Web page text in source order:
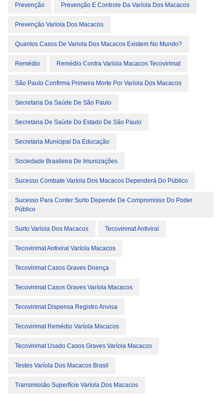
Prevenção Prevenção E Controle Da Varíola Dos Macacos
Prevenção Varíola Dos Macacos
Quantos Casos De Variola Dos Macacos Existem No Mundo?
Remédio Remédio Contra Varíola Macacos Tecovirimat
São Paulo Confirma Primeira Morte Por Varíola Dos Macacos
Secretaria Da Saúde De São Paulo
Secretaria De Saúde Do Estado De São Paulo
Secretaria Municipal Da Educação
Sociedade Brasileira De Imunizações
Sucesso Combate Varíola Dos Macacos Dependerá Do Público
Sucesso Para Conter Surto Depende De Compromisso Do Poder
Público
Surto Varíola Dos Macacos Tecovirimat Antiviral
Tecovirimat Antiviral Varíola Macacos
Tecovirimat Casos Graves Doença
Tecovirimat Casos Graves Varíola Macacos
Tecovirimat Dispensa Registro Anvisa
Tecovirimat Remédio Varíola Macacos
Tecovirimat Usado Casos Graves Varíola Macacos
Testes Varíola Dos Macacos Brasil
Transmissão Superfície Varíola Dos Macacos